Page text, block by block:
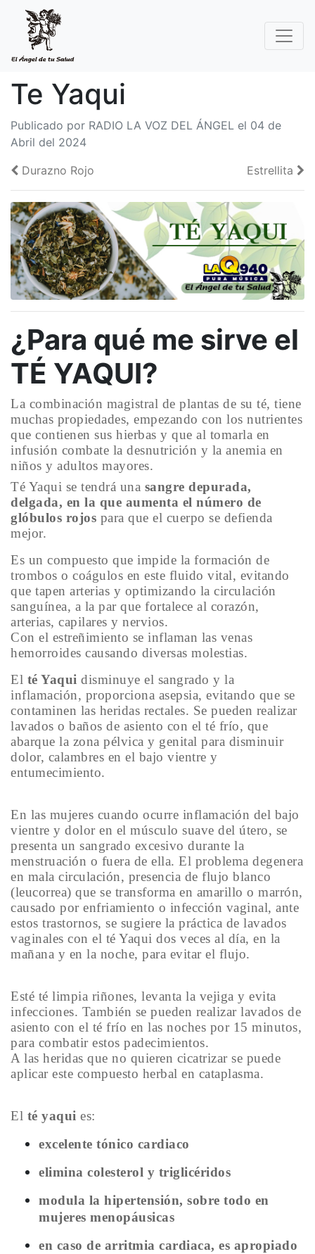
Te Yaqui
Publicado por RADIO LA VOZ DEL ÁNGEL el 04 de
Abril del 2024
Durazno Rojo
Estrellita
¿Para qué me sirve el
TÉ YAQUI?
La combinación magistral de plantas de su té, tiene
muchas propiedades, empezando con los nutrientes
que contienen sus hierbas y que al tomarla en
infusión combate la desnutrición y la anemia en
niños y adultos mayores.
Té Yaqui se tendrá una sangre depurada,
delgada, en la que aumenta el número de
glóbulos rojos para que el cuerpo se defienda
mejor.
Es un compuesto que impide la formación de
trombos o coágulos en este fluido vital, evitando
que tapen arterias y optimizando la circulación
sanguínea, a la par que fortalece al corazón,
arterias, capilares y nervios.
Con el estreñimiento se inflaman las venas
hemorroides causando diversas molestias.
El té Yaqui disminuye el sangrado y la
inflamación, proporciona asepsia, evitando que se
contaminen las heridas rectales. Se pueden realizar
lavados o baños de asiento con el té frío, que
abarque la zona pélvica y genital para disminuir
dolor, calambres en el bajo vientre y
entumecimiento.
En las mujeres cuando ocurre inflamación del bajo
vientre y dolor en el músculo suave del útero, se
presenta un sangrado excesivo durante la
menstruación o fuera de ella. El problema degenera
en mala circulación, presencia de flujo blanco
(leucorrea) que se transforma en amarillo o marrón,
causado por enfriamiento o infección vaginal, ante
estos trastornos, se sugiere la práctica de lavados
vaginales con el té Yaqui dos veces al día, en la
mañana y en la noche, para evitar el flujo.
Esté té limpia riñones, levanta la vejiga y evita
infecciones. También se pueden realizar lavados de
asiento con el té frío en las noches por 15 minutos,
para combatir estos padecimientos.
A las heridas que no quieren cicatrizar se puede
aplicar este compuesto herbal en cataplasma.
El té yaqui es:
excelente tónico cardiaco
elimina colesterol y triglicéridos
modula la hipertensión, sobre todo en
mujeres menopáusicas
en caso de arritmia cardiaca, es apropiado